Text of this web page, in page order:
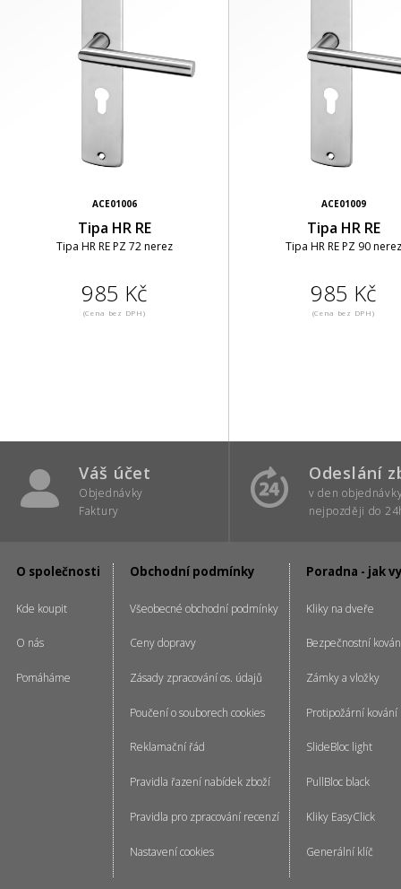
ACE01006
Tipa HR RE
Tipa HR RE PZ 72 nerez
985 Kč
(Cena bez DPH)
ACE01009
Tipa HR RE
Tipa HR RE PZ 90 nerez
985 Kč
(Cena bez DPH)
Váš účet
Objednávky
Faktury
Odeslání
v den
nejpozději do
O společnosti
Kde koupit
O nás
Pomáháme
Obchodní podmínky
Všeobecné obchodní podmínky
Ceny dopravy
Zásady zpracování os. údajů
Poučení o souborech cookies
Reklamační řád
Pravidla řazení nabídek zboží
Pravidla pro zpracování recenzí
Nastavení cookies
Poradna - jak
Kliky na dveře
Bezpečnostní
Zámky a vložky
Protipožární kování
SlideBloc light
PullBloc black
Kliky EasyClick
Generální klíč